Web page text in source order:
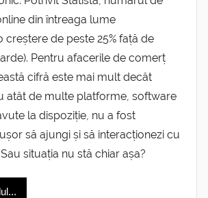
din întreaga lume
creștere de peste 25% față de
Pentru afacerile de comerț
cifră este mai mult decât
atât de multe platforme, software
la dispoziție, nu a fost
să ajungi și să interacționezi cu
situația nu stă chiar așa?